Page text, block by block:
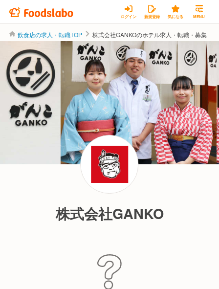
ログイン 新規登録 気になる MENU
飲食店の求人・転職TOP 株式会社GANKOのホテル求人・転職・募集
株式会社GANKO